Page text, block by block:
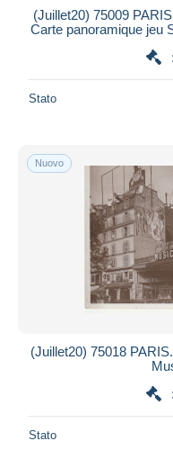
(Juillet20) 75009
Carte panoramique jeu
Stato
Nuovo
(Juillet20) 75018
Stato